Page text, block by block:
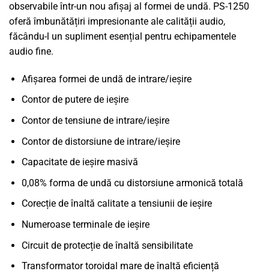
observabile într-un nou afișaj al formei de undă. PS-1250
oferă îmbunătățiri impresionante ale calității audio,
făcându-l un supliment esențial pentru echipamentele
audio fine.
Afișarea formei de undă de intrare/ieșire
Contor de putere de ieșire
Contor de tensiune de intrare/ieșire
Contor de distorsiune de intrare/ieșire
Capacitate de ieșire masivă
0,08% forma de undă cu distorsiune armonică totală
Corecție de înaltă calitate a tensiunii de ieșire
Numeroase terminale de ieșire
Circuit de protecție de înaltă sensibilitate
Transformator toroidal mare de înaltă eficiență